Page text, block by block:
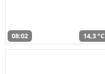
08:02 14,3 °C